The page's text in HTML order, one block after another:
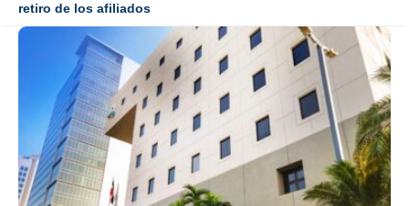
retiro de los afiliados